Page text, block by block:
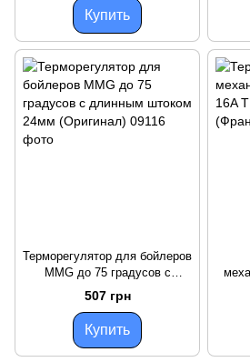
Купить
Терморегулятор для бойлеров
MMG до 75 градусов с
длинным штоком 24мм
(Оригинал)
507 грн
Купить